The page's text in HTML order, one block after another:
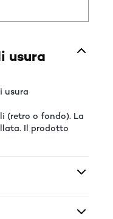
usura
usura
(retro o fondo). La
Il prodotto